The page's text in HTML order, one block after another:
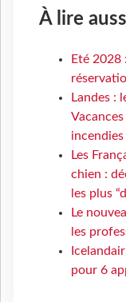
À lire
Eté 2028
Landes :
incendies
Les
chien :
les plus
Le
les
pour 6